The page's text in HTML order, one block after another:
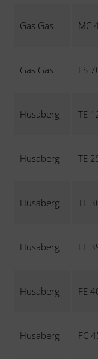
Gas Gas MC
Gas Gas ES
Husaberg TE
Husaberg TE
Husaberg TE
Husaberg FE
Husaberg FE
Husaberg FC